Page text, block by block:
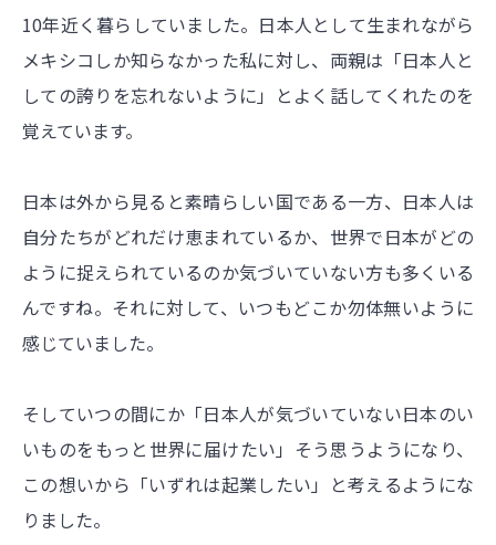
10年近く暮らしていました。日本人として生まれながら
メキシコしか知らなかった私に対し、両親は「日本人と
しての誇りを忘れないように」とよく話してくれたのを
覚えています。
日本は外から見ると素晴らしい国である一方、日本人は
自分たちがどれだけ恵まれているか、世界で日本がどの
ように捉えられているのか気づいていない方も多くいる
んですね。それに対して、いつもどこか勿体無いように
感じていました。
そしていつの間にか「日本人が気づいていない日本のい
いものをもっと世界に届けたい」そう思うようになり、
この想いから「いずれは起業したい」と考えるようにな
りました。